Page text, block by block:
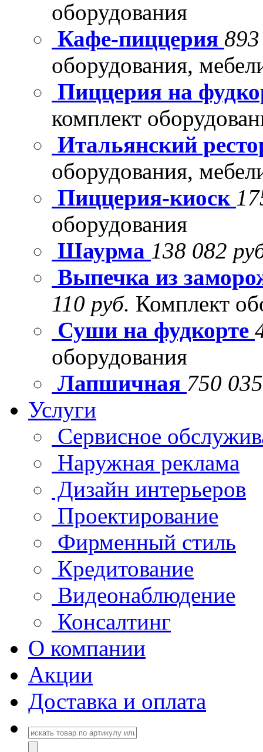
оборудования
Кафе-пиццерия
оборудования,
Пиццерия на
комплект
Итальянский
оборудования,
Пиццерия-киоск
оборудования
Шаурма 138 082
Выпечка из
110 руб. Комплект
Суши на фудкорте
оборудования
Лапшичная 750
Услуги
Сервисное
Наружная реклама
Дизайн интерьеров
Проектирование
Фирменный стиль
Кредитование
Видеонаблюдение
Консалтинг
О компании
Акции
Доставка и оплата